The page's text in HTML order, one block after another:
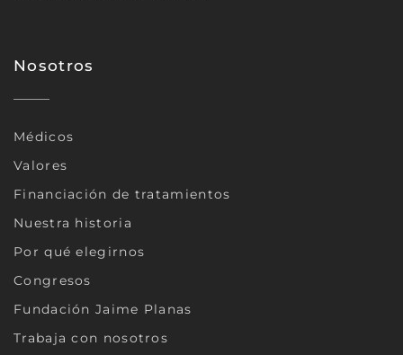
Nosotros
Médicos
Valores
Financiación de tratamientos
Nuestra historia
Por qué elegirnos
Congresos
Fundación Jaime Planas
Trabaja con nosotros